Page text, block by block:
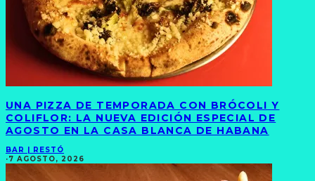
UNA PIZZA DE TEMPORADA CON BRÓCOLI Y
COLIFLOR: LA NUEVA EDICIÓN ESPECIAL DE
AGOSTO EN LA CASA BLANCA DE HABANA
BAR | RESTÓ
·7 AGOSTO, 2026